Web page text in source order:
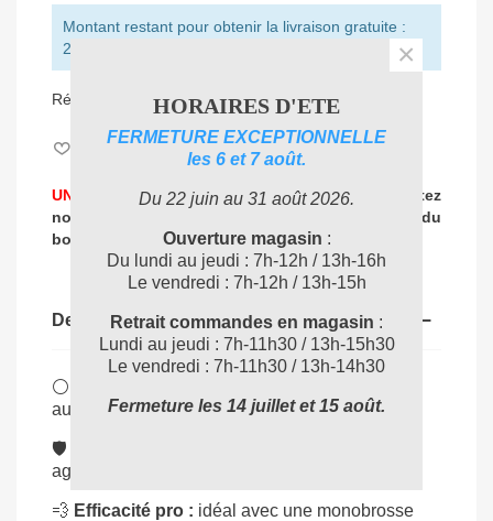
Montant restant pour obtenir la livraison gratuite :
250,00 € (HT)
Référence: 188860
Aimer 0
UNE PROBLEMATIQUE DE NETTOYAGE ?
Contactez
nos experts
le choix du
bon produit
04 72 78 87 87
Description
⚪
aux sols traités
🛡️
agresser
💨 Efficacité pro : idéal avec une monobrosse
HORAIRES D'ETE
FERMETURE EXCEPTIONNELLE
les 6 et 7 août.
Du 22 juin au 31 août 2026.
Ouverture magasin :
Du lundi au jeudi : 7h-12h / 13h-16h
Le vendredi : 7h-12h / 13h-15h
Retrait commandes en magasin :
Lundi au jeudi : 7h-11h30 / 13h-15h30
Le vendredi : 7h-11h30 / 13h-14h30
Fermeture les 14 juillet et 15 août.
×